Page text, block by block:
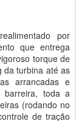
por
que entrega
torque de
da turbina até as
arrancadas e
barreira, toda a
(rodando no
de tração